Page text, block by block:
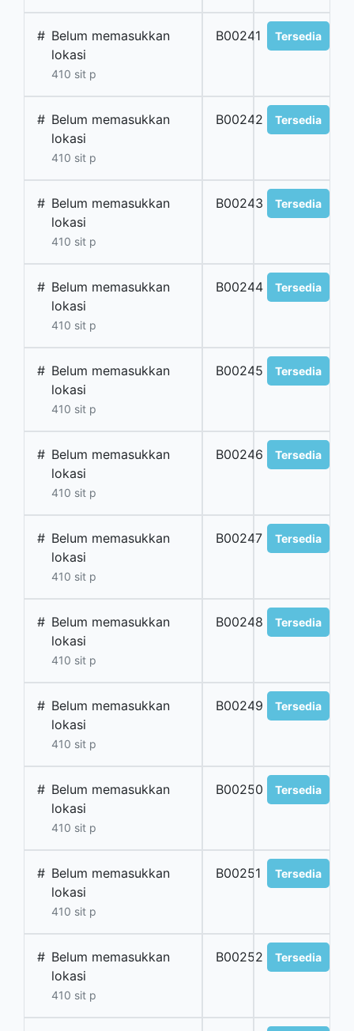
# Belum memasukkan
lokasi
410 sit p
B00241 Tersedia
# Belum memasukkan
lokasi
410 sit p
B00242 Tersedia
# Belum memasukkan
lokasi
410 sit p
B00243 Tersedia
# Belum memasukkan
lokasi
410 sit p
B00244 Tersedia
# Belum memasukkan
lokasi
410 sit p
B00245 Tersedia
# Belum memasukkan
lokasi
410 sit p
B00246 Tersedia
# Belum memasukkan
lokasi
410 sit p
B00247 Tersedia
# Belum memasukkan
lokasi
410 sit p
B00248 Tersedia
# Belum memasukkan
lokasi
410 sit p
B00249 Tersedia
# Belum memasukkan
lokasi
410 sit p
B00250 Tersedia
# Belum memasukkan
lokasi
410 sit p
B00251 Tersedia
# Belum memasukkan
lokasi
410 sit p
B00252 Tersedia